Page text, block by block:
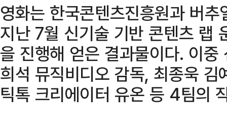
영화는 한국콘텐츠진흥원과 버
지난 7월 신기술 기반 콘텐츠 랩
을 진행해 얻은 결과물이다. 이
희석 뮤직비디오 감독, 최종욱
틱톡 크리에이터 유온 등 4팀의